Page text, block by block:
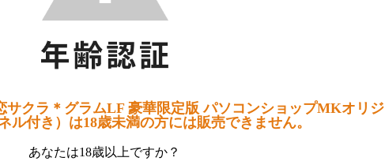
サクラ＊グラムLF 豪華限定版 パソコンショップMKオリジ
ル付き）は18歳未満の方には販売できません。
あなたは18歳以上ですか？